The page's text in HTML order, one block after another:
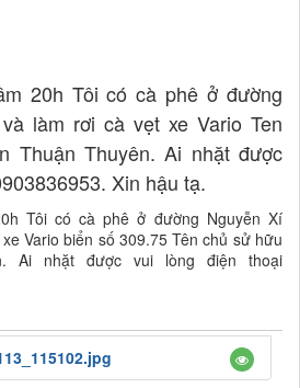
20h Tôi có cà phê ở đường
làm rơi cà vẹt xe Vario Ten
Thuận Thuyên. Ai nhặt được
Xin hậu tạ.
Tôi có cà phê ở đường Nguyễn Xí
Vario biển số 309.75 Tên chủ sử hữu
Ai nhặt được vui lòng điện thoại